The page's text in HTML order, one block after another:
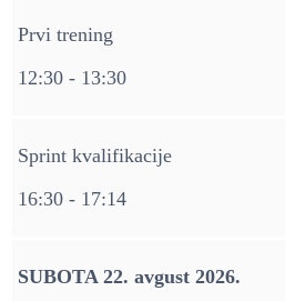
Prvi trening
12:30 - 13:30
Sprint kvalifikacije
16:30 - 17:14
SUBOTA 22. avgust 2026.